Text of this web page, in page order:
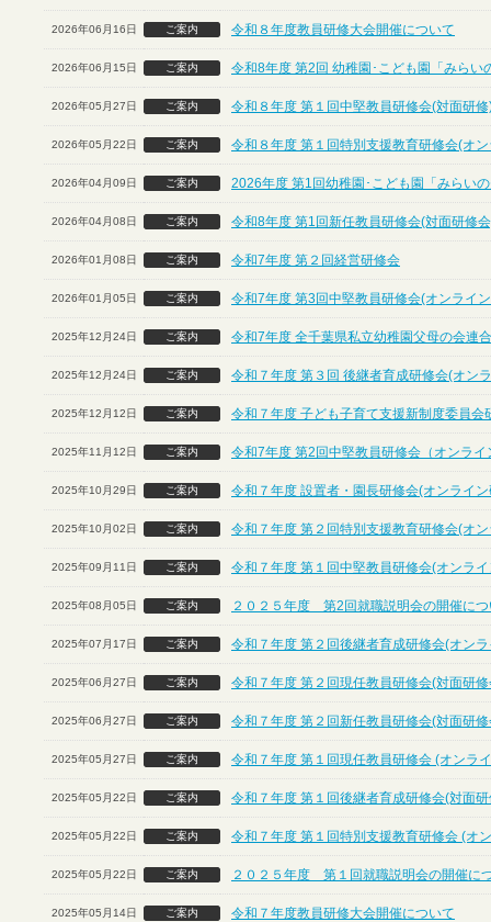
2026年06月16日 ご案内 令和８年度教員研修大会開催について
2026年06月15日 ご案内 令和8年度 第2回 幼稚園･こども園「みらい
2026年05月27日 ご案内 令和８年度 第１回中堅教員研修会(対面研修
2026年05月22日 ご案内 令和８年度 第１回特別支援教育研修会(オ
2026年04月09日 ご案内 2026年度 第1回幼稚園･こども園「みらい
2026年04月08日 ご案内 令和8年度 第1回新任教員研修会(対面研修
2026年01月08日 ご案内 令和7年度 第２回経営研修会
2026年01月05日 ご案内 令和7年度 第3回中堅教員研修会(オンライ
2025年12月24日 ご案内 令和7年度 全千葉県私立幼稚園父母の会連
2025年12月24日 ご案内 令和７年度 第３回 後継者育成研修会(オン
2025年12月12日 ご案内 令和７年度 子ども子育て支援新制度委員会
2025年11月12日 ご案内 令和7年度 第2回中堅教員研修会（オンライ
2025年10月29日 ご案内 令和７年度 設置者・園長研修会(オンライ
2025年10月02日 ご案内 令和７年度 第２回特別支援教育研修会(オ
2025年09月11日 ご案内 令和７年度 第１回中堅教員研修会(オンラ
2025年08月05日 ご案内 ２０２５年度 第2回就職説明会の開催につ
2025年07月17日 ご案内 令和７年度 第２回後継者育成研修会(オン
2025年06月27日 ご案内 令和７年度 第２回現任教員研修会(対面研
2025年06月27日 ご案内 令和７年度 第２回新任教員研修会(対面研
2025年05月27日 ご案内 令和７年度 第１回現任教員研修会 (オンラ
2025年05月22日 ご案内 令和７年度 第１回後継者育成研修会(対面
2025年05月22日 ご案内 令和７年度 第１回特別支援教育研修会 (オ
2025年05月22日 ご案内 ２０２５年度 第１回就職説明会の開催に
2025年05月14日 ご案内 令和７年度教員研修大会開催について